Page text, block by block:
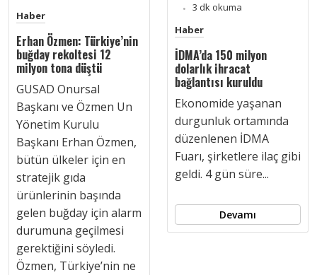
Haber
Erhan Özmen: Türkiye’nin
buğday rekoltesi 12
milyon tona düştü
GUSAD Onursal
Başkanı ve Özmen Un
Yönetim Kurulu
Başkanı Erhan Özmen,
bütün ülkeler için en
stratejik gıda
ürünlerinin başında
gelen buğday için alarm
durumuna geçilmesi
gerektiğini söyledi.
Özmen, Türkiye’nin ne
3 dk okuma
Haber
İDMA’da 150 milyon
dolarlık ihracat
bağlantısı kuruldu
Ekonomide yaşanan
durgunluk ortamında
düzenlenen İDMA
Fuarı, şirketlere ilaç gibi
geldi. 4 gün süre...
Devamı